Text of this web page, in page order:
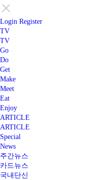
Login Register
TV
TV
Go
Do
Get
Make
Meet
Eat
Enjoy
ARTICLE
ARTICLE
Special
News
주간뉴스
카드뉴스
국내단신